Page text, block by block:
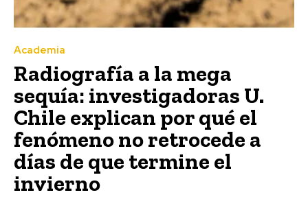
Academia
Radiografía a la mega
sequía: investigadoras U.
Chile explican por qué el
fenómeno no retrocede a
días de que termine el
invierno